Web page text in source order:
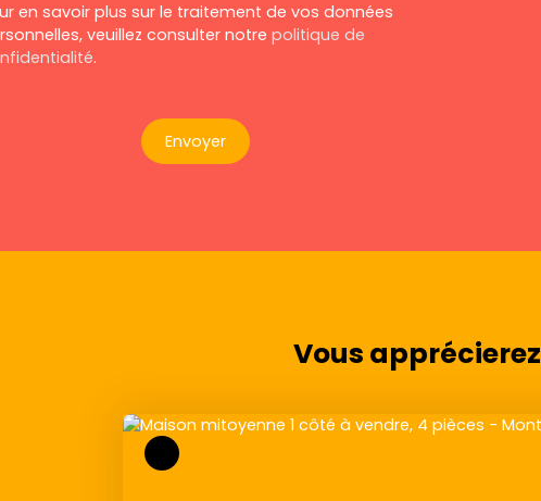
en savoir plus sur le traitement de vos données
veuillez consulter notre politique de
.
Envoyer
Vous apprécierez